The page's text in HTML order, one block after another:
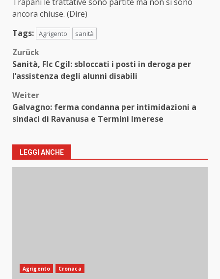
ancora chiuse. (Dire)
Tags: Agrigento sanità
Beitragsnavigation
Zurück
Sanità, Flc Cgil: sbloccati i posti in deroga per
l’assistenza degli alunni disabili
Weiter
Galvagno: ferma condanna per intimidazioni a
sindaci di Ravanusa e Termini Imerese
LEGGI ANCHE
Agrigento Cronaca